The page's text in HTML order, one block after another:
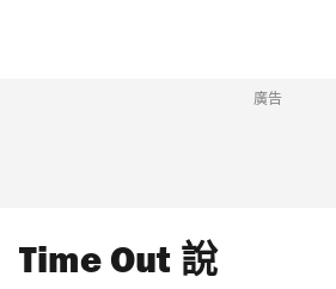
廣告
Time Out 說